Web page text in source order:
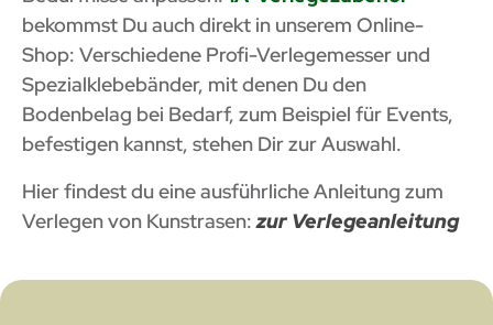
bekommst Du auch direkt in unserem Online-
Shop: Verschiedene Profi-Verlegemesser und
Spezialklebebänder, mit denen Du den
Bodenbelag bei Bedarf, zum Beispiel für Events,
befestigen kannst, stehen Dir zur Auswahl.
Hier findest du eine ausführliche Anleitung zum
Verlegen von Kunstrasen:zur Verlegeanleitung